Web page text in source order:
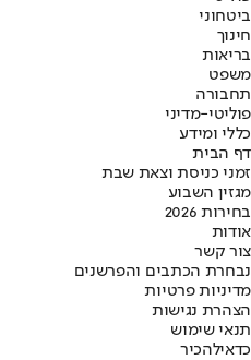
ביטחוני
חינוך
בריאות
משפט
תחבורה
פוליטי-מדיני
כללי ומידע
דף הבית
זמני כניסת וצאת שבת
מגזין השבוע
בחירות 2026
אודות
צור קשר
נבחרת הכתבים והפרשנים
מדיניות פרטיות
הצהרת נגישות
תנאי שימוש
כדאילהכיר